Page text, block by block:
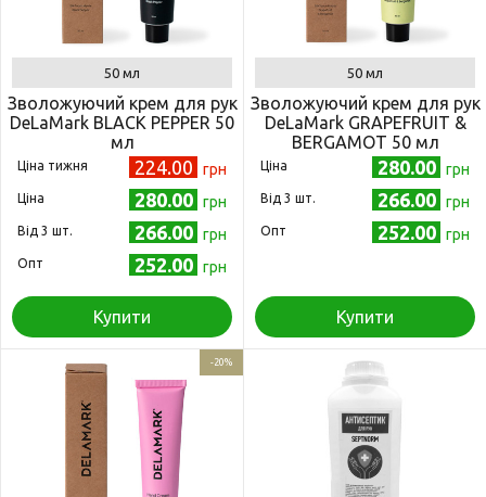
50 мл
Зволожуючий крем для рук
DeLaMark BLACK PEPPER 50
мл
Ціна тижня 224.00 грн
Ціна 280.00 грн
Від 3 шт. 266.00 грн
Опт 252.00 грн
Купити
50 мл
Зволожуючий крем для рук
DeLaMark GRAPEFRUIT &
BERGAMOT 50 мл
Ціна 280.00 грн
Від 3 шт. 266.00 грн
Опт 252.00 грн
Купити
-20%